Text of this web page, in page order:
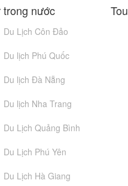
trong nước
Du Lịch Côn Đảo
Du lịch Phú Quốc
Du lịch Đà Nẵng
Du lịch Nha Trang
Du Lịch Quảng Bình
Du Lịch Phú Yên
Du Lịch Hà Giang